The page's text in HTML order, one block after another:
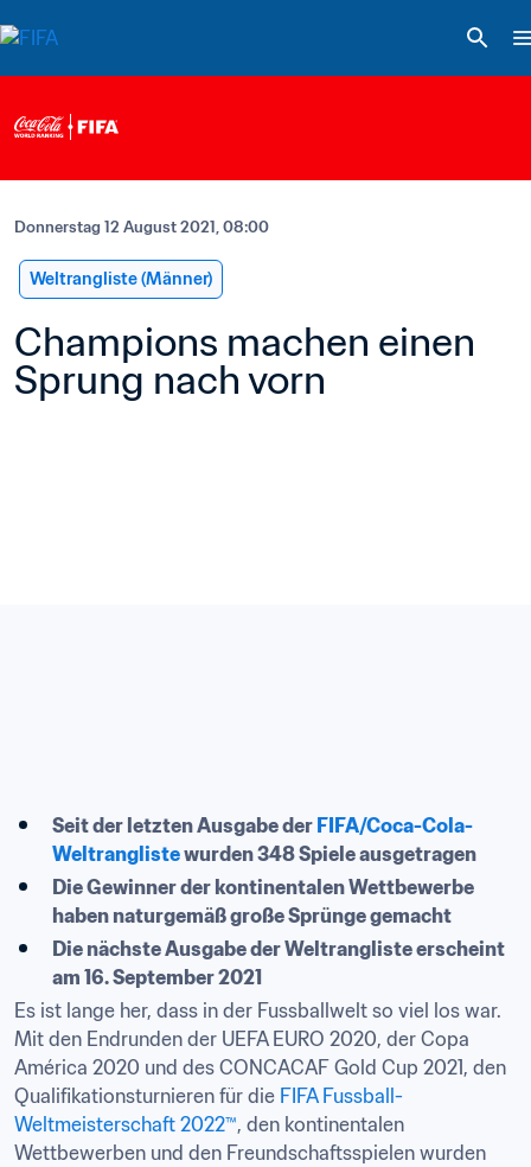
Donnerstag 12 August 2021, 08:00
Weltrangliste (Männer)
Champions machen einen
Sprung nach vorn
Seit der letzten Ausgabe der FIFA/Coca-Cola-
Weltrangliste wurden 348 Spiele ausgetragen
Die Gewinner der kontinentalen Wettbewerbe
haben naturgemäß große Sprünge gemacht
Die nächste Ausgabe der Weltrangliste erscheint
am 16. September 2021
Es ist lange her, dass in der Fussballwelt so viel los war.
Mit den Endrunden der UEFA EURO 2020, der Copa
América 2020 und des CONCACAF Gold Cup 2021, den
Qualifikationsturnieren für die FIFA Fussball-
Weltmeisterschaft 2022™, den kontinentalen
Wettbewerben und den Freundschaftsspielen wurden